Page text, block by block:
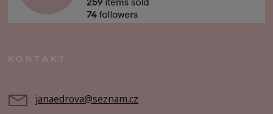
KONTAKT
janaedrova@seznam.cz